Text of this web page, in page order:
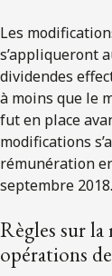
Les
s’appliqueront
dividendes
à moins que le
fut en place
modifications
rémunération
septembre 2018.
Règles sur
opérations